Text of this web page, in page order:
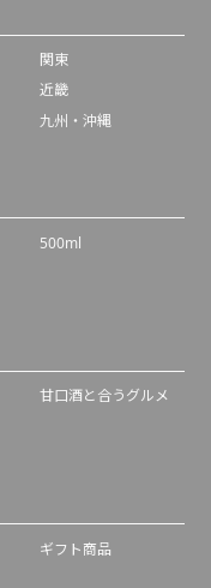
関東
近畿
九州・沖縄
500ml
甘口酒と合うグルメ
ギフト商品